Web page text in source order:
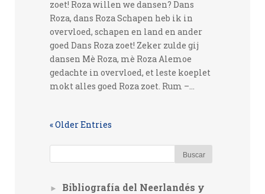
zoet! Roza willen we dansen? Dans
Roza, dans Roza Schapen heb ik in
overvloed, schapen en land en ander
goed Dans Roza zoet! Zeker zulde gij
dansen Mè Roza, mè Roza Alemoe
gedachte in overvloed, et leste koeplet
mokt alles goed Roza zoet. Rum –...
« Older Entries
►
Bibliografía del Neerlandés y